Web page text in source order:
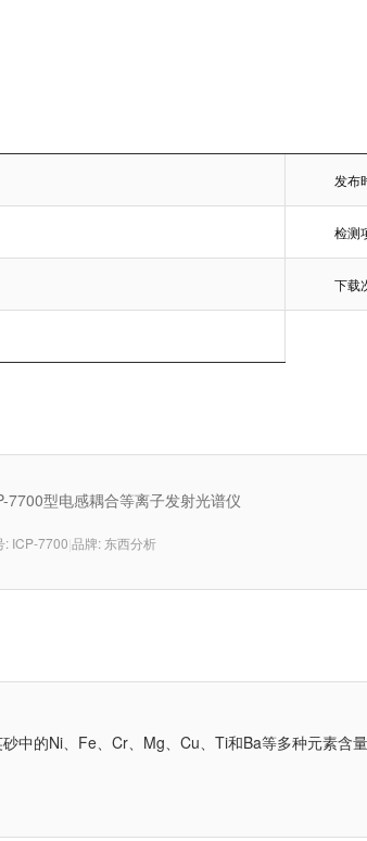
发布
检测
下载
7700型电感耦合等离子发射光谱仪
: ICP-7700 品牌: 东西分析
中的Ni、Fe、Cr、Mg、Cu、Ti和Ba等多种元素含量